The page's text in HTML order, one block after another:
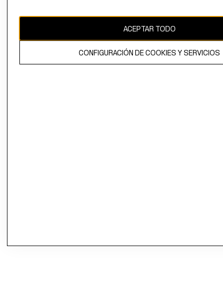
ACEPTAR TODO
CONFIGURACIÓN DE COOKIES Y SERVICIOS